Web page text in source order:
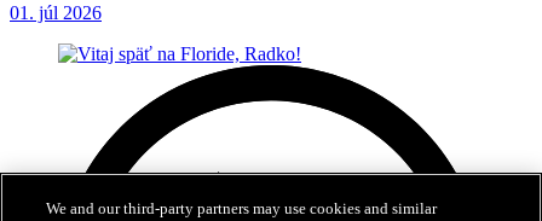
01. júl 2026
We and our third-party partners may use cookies and similar